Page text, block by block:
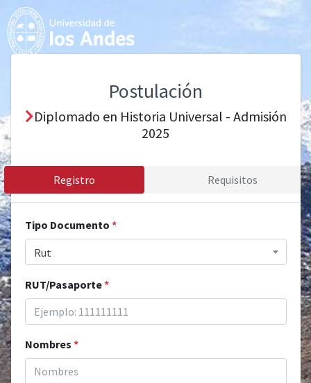
Postulación
Diplomado en Historia Universal - Admisión
2025
Registro Requisitos
Tipo Documento *
Rut
RUT/Pasaporte*
Nombres *